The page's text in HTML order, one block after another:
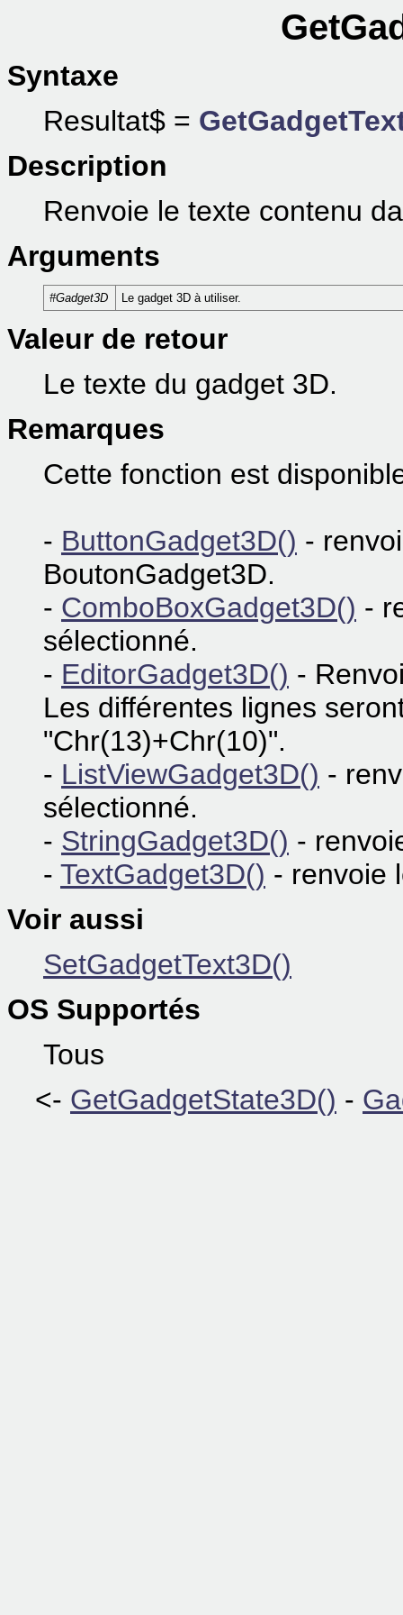
Syntaxe
Resultat$ =
Description
Renvoie le texte contenu
Arguments
#Gadget3D Le gadget 3D à utiliser.
Valeur de retour
Le texte du gadget 3D.
Remarques
Cette fonction est
- ButtonGadget3D() -
BoutonGadget3D.
- ComboBoxGadget3D() -
sélectionné.
- EditorGadget3D() -
Les différentes lignes
"Chr(13)+Chr(10)".
- ListViewGadget3D() -
sélectionné.
- StringGadget3D() -
- TextGadget3D() - renvoie
Voir aussi
SetGadgetText3D()
OS Supportés
Tous
<- GetGadgetState3D() -